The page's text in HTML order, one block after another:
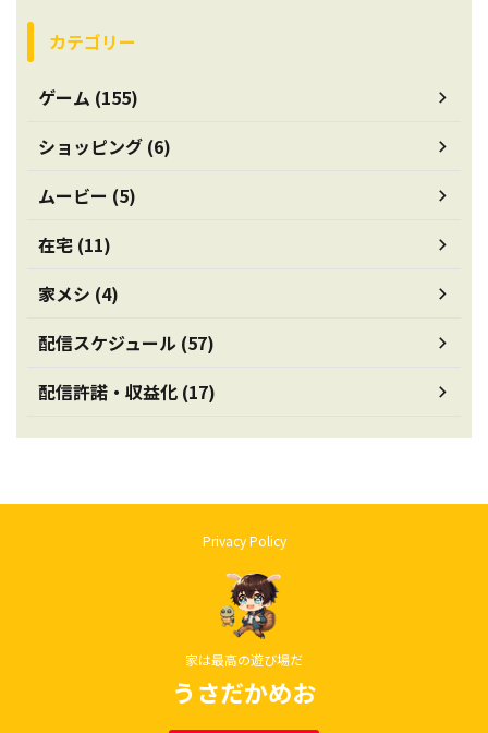
カテゴリー
ゲーム (155)
ショッピング (6)
ムービー (5)
在宅 (11)
家メシ (4)
配信スケジュール (57)
配信許諾・収益化 (17)
Privacy Policy
家は最高の遊び場だ
うさだかめお